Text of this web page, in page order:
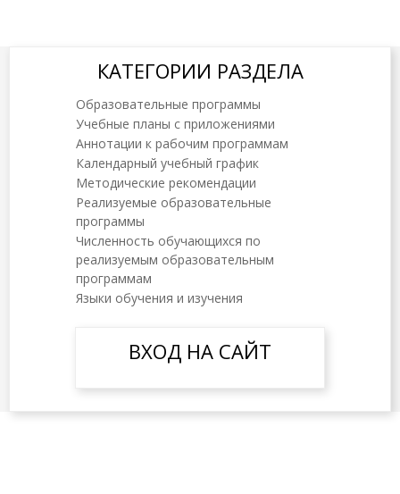
КАТЕГОРИИ РАЗДЕЛА
Образовательные программы
Учебные планы с приложениями
Аннотации к рабочим программам
Календарный учебный график
Методические рекомендации
Реализуемые образовательные
программы
Численность обучающихся по
реализуемым образовательным
программам
Языки обучения и изучения
ВХОД НА САЙТ